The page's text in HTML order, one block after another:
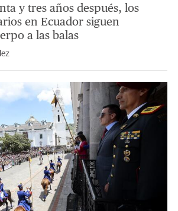
y tres años después, los
en Ecuador siguen
a las balas